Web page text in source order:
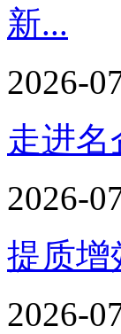
新...
2026-
走进
2026-
提质
2026-